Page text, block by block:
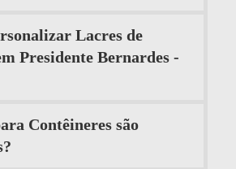
Lacres de
Presidente Bernardes -
Contêineres são